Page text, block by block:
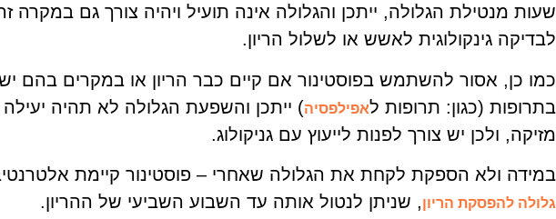
שעות מנטילת הגלולה, ייתכן והגלולה אינה תועיל ויהיה צורך גם במקרה
לבדיקה גינקולוגית לאשש או לשלול הריון.
כמו כן, אסור להשתמש בפוסטינור אם קיים כבר הריון או במקרים בהם
בתרופות (כגון: תרופות לאפילפסיה) ייתכן והשפעת הגלולה לא תהיה יעילה
מזיקה, ולכן יש צורך לפנות לייעוץ עם גניקולוג.
במידה ולא הספקת לקחת את הגלולה שאחרי – פוסטינור קיימת
גלולה להפסקת הריון, שניתן לנטול אותה עד השבוע השביעי של ההריון.